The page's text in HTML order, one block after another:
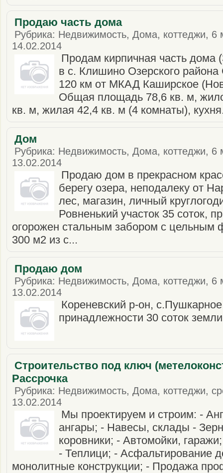
Продаю часть дома
Рубрика: Недвижимость, Дома, коттеджи, 6
14.02.2014
Продам кирпичная часть дома
в с. Клишино Озерского района
120 км от МКАД Каширское
Общая площадь 78,6 кв. м,
кв. м, жилая 42,4 кв. м (4 комнаты),
Дом
Рубрика: Недвижимость, Дома, коттеджи, 6
13.02.2014
Продаю дом в прекрасном
берегу озера, неподалеку от
лес, магазин, личный
Ровненький участок 35 соток,
огорожен стальным забором с цельным
300 м2 из с...
Продаю дом
Рубрика: Недвижимость, Дома, коттеджи, 6
13.02.2014
Кореневский р-он,
принадлежности 30 соток
Строительство под ключ
Рассрочка
Рубрика: Недвижимость, Дома, коттеджи,
13.02.2014
Мы проектируем и строим: -
ангары; - Навесы, склады -
коровники; - Автомойки,
- Теплици; - Асфальтирование
монолитные конструкции; - Продажа